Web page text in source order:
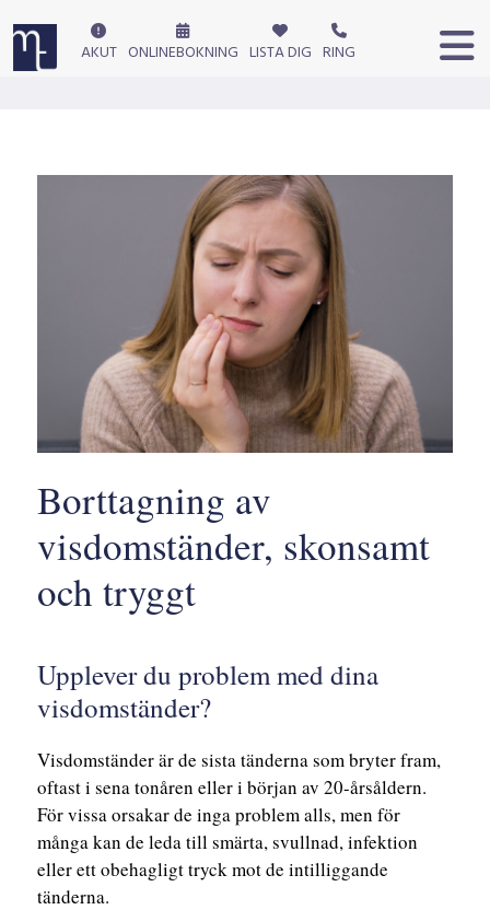
AKUT ONLINEBOKNING LISTA DIG RING
Borttagning av
visdomständer, skonsamt
och tryggt
Upplever du problem med dina
visdomständer?
Visdomständer är de sista tänderna som bryter fram,
oftast i sena tonåren eller i början av 20-årsåldern.
För vissa orsakar de inga problem alls, men för
många kan de leda till smärta, svullnad, infektion
eller ett obehagligt tryck mot de intilliggande
tänderna.